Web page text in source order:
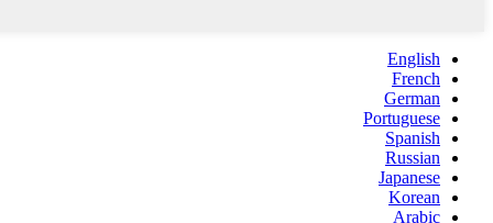
English
French
German
Portuguese
Spanish
Russian
Japanese
Korean
Arabic